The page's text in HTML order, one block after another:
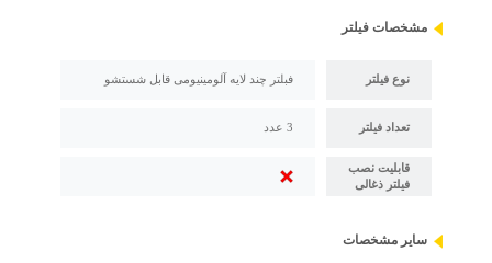
مشخصات فیلتر
نوع فیلتر فبلتر چند لایه آلومینیومی قابل شستشو
تعداد فیلتر 3 عدد
قابلیت نصب
فیلتر ذغالی
سایر مشخصات